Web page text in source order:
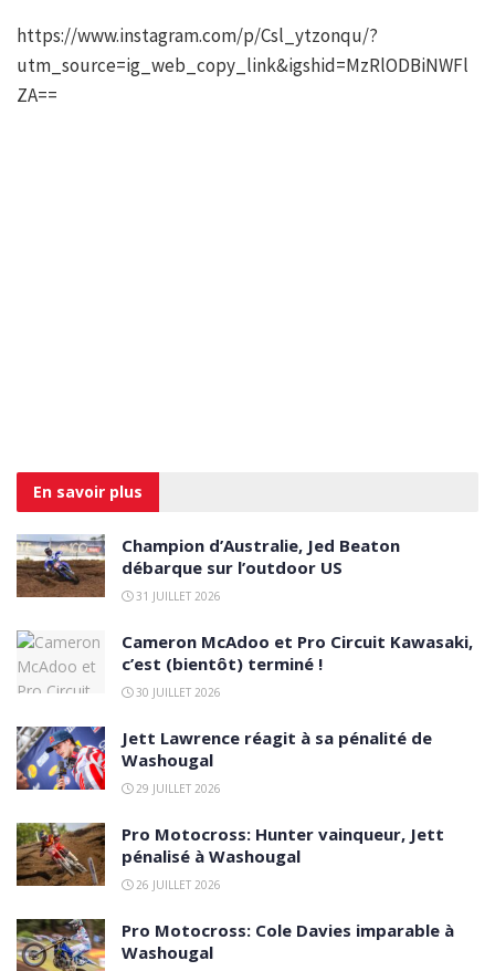
https://www.instagram.com/p/Csl_ytzonqu/?
utm_source=ig_web_copy_link&igshid=MzRlODBiNWFl
ZA==
En savoir plus
Champion d’Australie, Jed Beaton
débarque sur l’outdoor US
31 JUILLET 2026
Cameron McAdoo et Pro Circuit Kawasaki,
c’est (bientôt) terminé !
30 JUILLET 2026
Jett Lawrence réagit à sa pénalité de
Washougal
29 JUILLET 2026
Pro Motocross: Hunter vainqueur, Jett
pénalisé à Washougal
26 JUILLET 2026
Pro Motocross: Cole Davies imparable à
Washougal